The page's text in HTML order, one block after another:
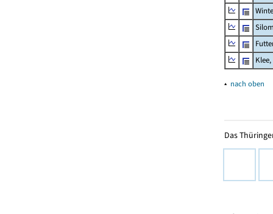
▴ nach oben
Das